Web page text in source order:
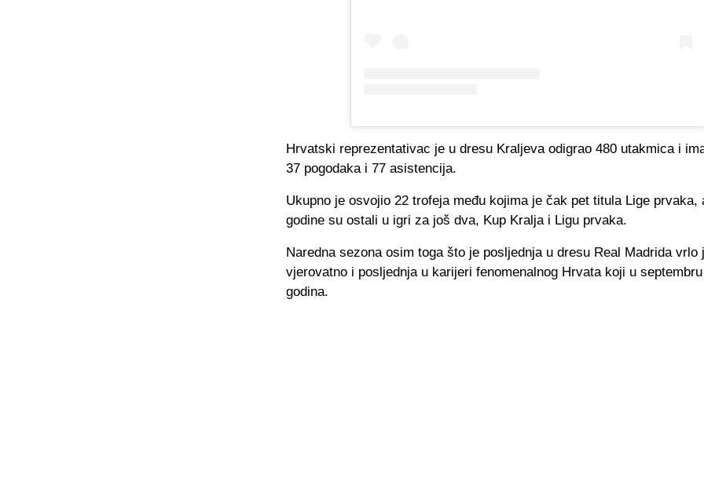
Hrvatski reprezentativac je u dresu Kraljeva odigrao 480 utakmica i
37 pogodaka i 77 asistencija.
Ukupno je osvojio 22 trofeja među kojima je čak pet titula Lige prvaka,
godine su ostali u igri za još dva, Kup Kralja i Ligu prvaka.
Naredna sezona osim toga što je posljednja u dresu Real Madrida vrlo
vjerovatno i posljednja u karijeri fenomenalnog Hrvata koji u
godina.